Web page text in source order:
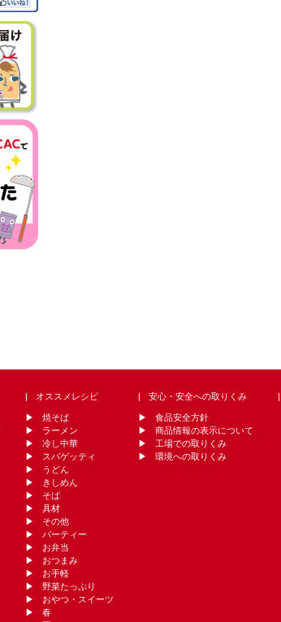
オススメレシピ
焼そば
ラーメン
冷し中華
スパゲッティ
うどん
きしめん
そば
具材
その他
パーティー
お弁当
おつまみ
お手軽
野菜たっぷり
おやつ・スイーツ
春
安心・安全への取りくみ
食品安全方針
商品情報の表示について
工場での取りくみ
環境への取りくみ